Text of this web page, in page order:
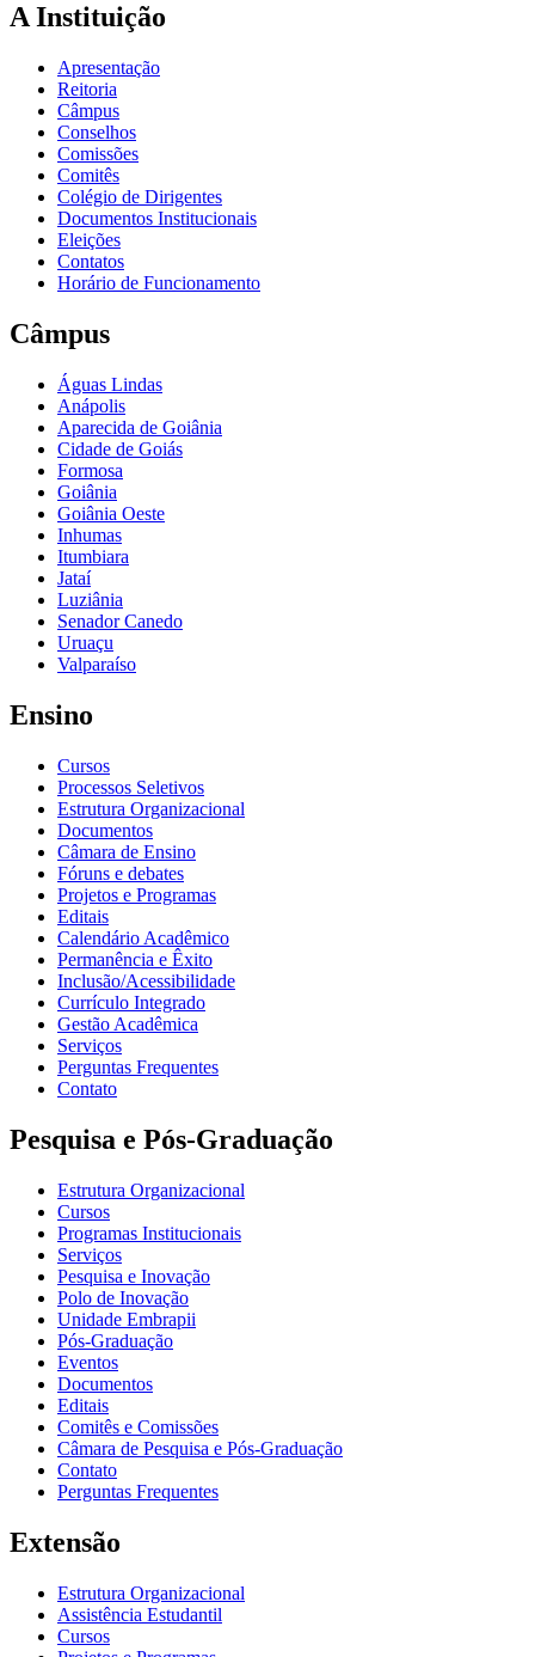
A Instituição
Apresentação
Reitoria
Câmpus
Conselhos
Comissões
Comitês
Colégio de Dirigentes
Documentos Institucionais
Eleições
Contatos
Horário de Funcionamento
Câmpus
Águas Lindas
Anápolis
Aparecida de Goiânia
Cidade de Goiás
Formosa
Goiânia
Goiânia Oeste
Inhumas
Itumbiara
Jataí
Luziânia
Senador Canedo
Uruaçu
Valparaíso
Ensino
Cursos
Processos Seletivos
Estrutura Organizacional
Documentos
Câmara de Ensino
Fóruns e debates
Projetos e Programas
Editais
Calendário Acadêmico
Permanência e Êxito
Inclusão/Acessibilidade
Currículo Integrado
Gestão Acadêmica
Serviços
Perguntas Frequentes
Contato
Pesquisa e Pós-Graduação
Estrutura Organizacional
Cursos
Programas Institucionais
Serviços
Pesquisa e Inovação
Polo de Inovação
Unidade Embrapii
Pós-Graduação
Eventos
Documentos
Editais
Comitês e Comissões
Câmara de Pesquisa e Pós-Graduação
Contato
Perguntas Frequentes
Extensão
Estrutura Organizacional
Assistência Estudantil
Cursos